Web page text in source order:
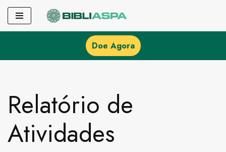
Pular
o
Doe Agora
Relatório de
Atividades